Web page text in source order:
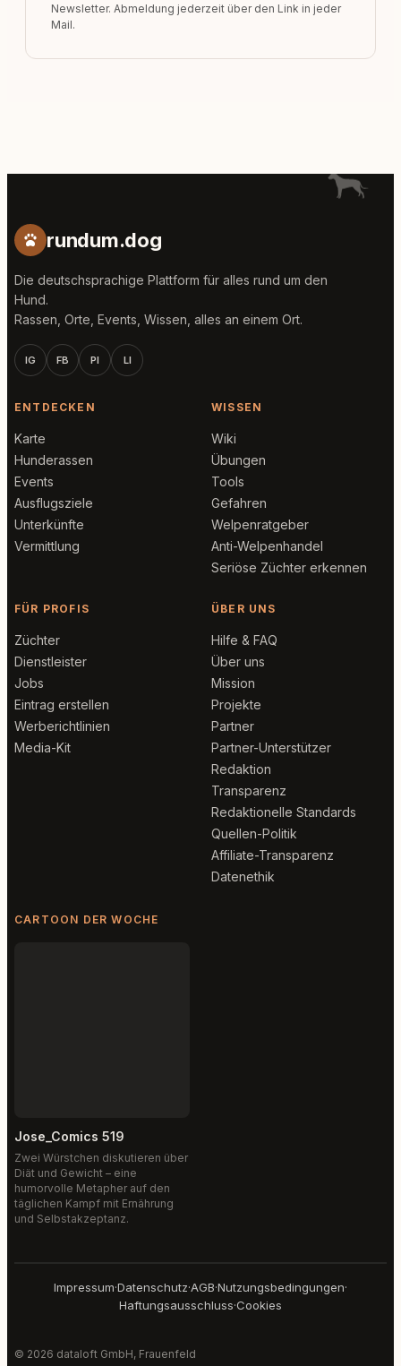
Newsletter. Abmeldung jederzeit über den Link in jeder
Mail.
rundum.dog
Die deutschsprachige Plattform für alles rund um den
Hund.
Rassen, Orte, Events, Wissen, alles an einem Ort.
IG FB PI LI
ENTDECKEN
Karte
Hunderassen
Events
Ausflugsziele
Unterkünfte
Vermittlung
WISSEN
Wiki
Übungen
Tools
Gefahren
Welpenratgeber
Anti-Welpenhandel
Seriöse Züchter erkennen
FÜR PROFIS
Züchter
Dienstleister
Jobs
Eintrag erstellen
Werberichtlinien
Media-Kit
ÜBER UNS
Hilfe & FAQ
Über uns
Mission
Projekte
Partner
Partner-Unterstützer
Redaktion
Transparenz
Redaktionelle Standards
Quellen-Politik
Affiliate-Transparenz
Datenethik
CARTOON DER WOCHE
Jose_Comics 519
Zwei Würstchen diskutieren über
Diät und Gewicht – eine
humorvolle Metapher auf den
täglichen Kampf mit Ernährung
und Selbstakzeptanz.
Impressum·Datenschutz·AGB·Nutzungsbedingungen·
Haftungsausschluss·Cookies
© 2026 dataloft GmbH, Frauenfeld